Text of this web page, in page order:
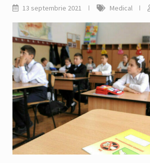
13 septembrie 2021 Medical